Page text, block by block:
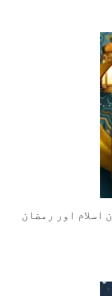
المبارک 2025ء ارکان اسلام اور رمضان